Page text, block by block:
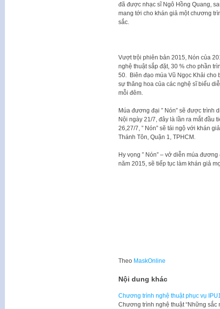
đã được nhạc sĩ Ngô Hồng Quang,
mang tới cho khán giả một chương
sắc.
Vượt trội phiên bản 2015, Nón của
nghệ thuật sắp đặt, 30 % cho phần
50. Biên đạo múa Vũ Ngọc Khải cho
sự thăng hoa của các nghệ sĩ biểu
mỗi đêm.
Múa đương đại ” Nón” sẽ được trình
Nội ngày 21/7, đây là lần ra mắt đầu
26,27/7, ” Nón” sẽ tái ngộ với khán
Thánh Tôn, Quận 1, TPHCM.
Hy vọng ” Nón” – vở diễn múa
năm 2015, sẽ tiếp tục làm khán giả
Theo MaskOnline
Nội dung khác
Chương trình nghệ thuật phục vụ
​​Chương trình nghệ thuật “Những